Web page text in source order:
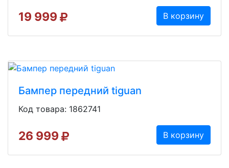
19 999 В корзину
Бампер передний tiguan
Код товара: 1862741
26 999 В корзину